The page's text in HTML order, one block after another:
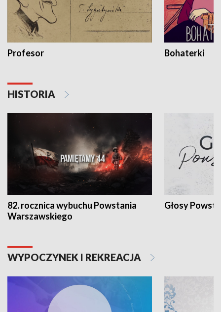
Profesor Bohaterki
HISTORIA
82. rocznica wybuchu Powstania
Warszawskiego
Głosy
WYPOCZYNEK I REKREACJA